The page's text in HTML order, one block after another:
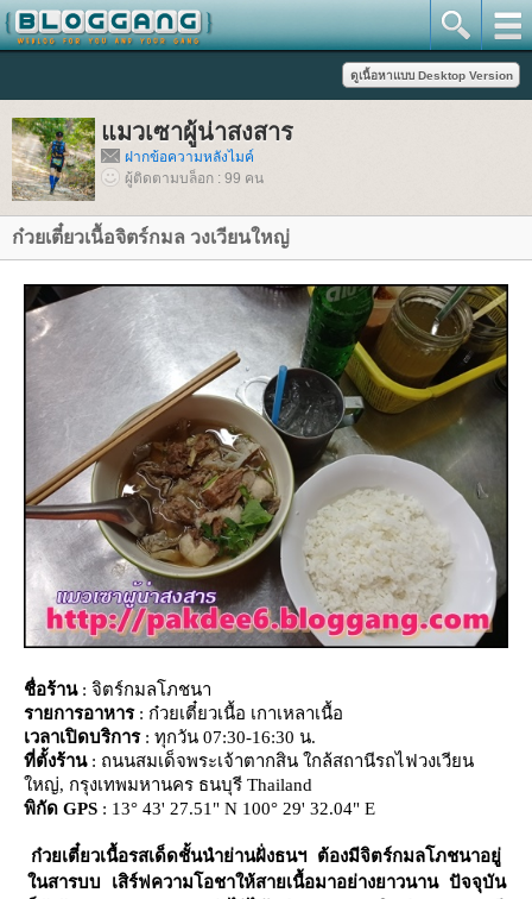
มวเซาผู้น่าสงสาร
ฝากข้อความหลังไมค์
ผู้ติดตามบล็อก : 99 คน
ก๋วยเตี๋ยวเนื้อจิตร์กมล วงเวียนใหญ่
ชื่อร้าน: จิตร์กมลโภชนา
รายการอาหาร: ก๋วยเตี๋ยวเนื้อ เกาเหลาเนื้อ
เวลาเปิดบริการ: ทุกวัน 07:30-16:30 น.
ที่ตั้งร้าน: ถนนสมเด็จพระเจ้าตากสิน ใกล้สถานีรถไฟวงเวียน
หญ่, กรุงเทพมหานคร ธนบุรี Thailand
พิกัด GPS : 13° 43' 27.51" N 100° 29' 32.04" E
ก๋วยเตี๋ยวเนื้อรสเด็ดชั้นนำย่านฝั่งธนฯ ต้องมีจิตร์กมลโภชนาอยู่
นสารบบ เสิร์ฟความโอชาให้สายเนื้อมาอย่างยาวนาน ปัจจุบัน